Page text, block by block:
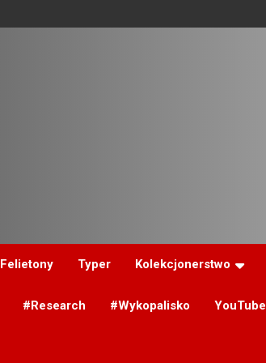
Felietony Typer Kolekcjonerstwo
#Research #Wykopalisko YouTube